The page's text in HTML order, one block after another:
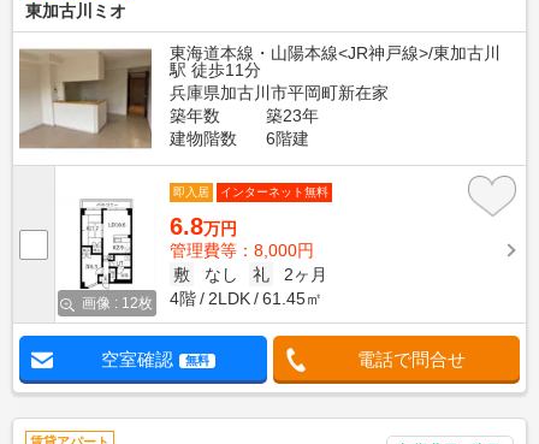
東加古川ミオ
東海道本線・山陽本線<JR神戸線>/東加古川
駅 徒歩11分
兵庫県加古川市平岡町新在家
築年数
築23年
建物階数
6階建
画像 : 12枚
即入居 インターネット無料
6.8万円
管理費等：8,000円
敷
なし 礼
2ヶ月
4階
2LDK 61.45㎡
空室確認 無料 電話で問合せ